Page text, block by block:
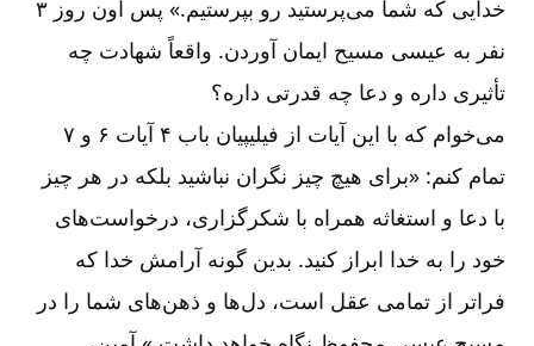
خدایی که شما می‌پرستید رو بپرستیم.» پس اون روز ۳
نفر به عیسی مسیح ایمان آوردن. واقعاً شهادت چه
تأثیری داره و دعا چه قدرتی داره؟
می‌خوام که با این آیات از فیلیپیان باب ۴ آیات ۶ و ۷
تمام کنم: «برای هیچ چیز نگران نباشید بلکه در هر چیز
با دعا و استغاثه همراه با شکرگزاری، درخواست‌های
خود را به خدا ابراز کنید. بدین گونه آرامش خدا که
فراتر از تمامی عقل است، دل‌ها و ذهن‌های شما را در